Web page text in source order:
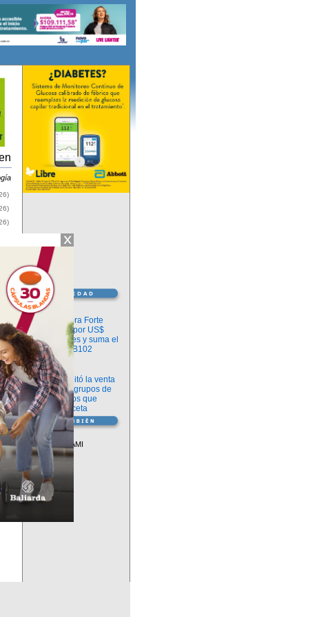
Información
argenx compra Forte
Biosciences por US$
2.200 millones y suma el
anticuerpo FB102
Información
ANMAT habilitó la venta
libre de diez grupos de
medicamentos que
requerían receta
Vademécum
Descuentos PAMI